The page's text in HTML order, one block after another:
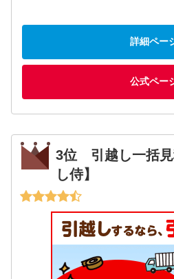
詳細ペー
公式ペー
3位 引越し一括見
し侍】